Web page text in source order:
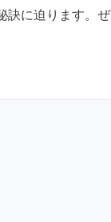
訣に迫ります。ぜ